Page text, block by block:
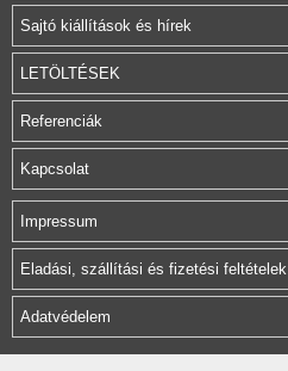
Sajtó kiállítások és hírek
LETÖLTÉSEK
Referenciák
Kapcsolat
Impressum
Eladási, szállítási és fizetési feltételek
Adatvédelem